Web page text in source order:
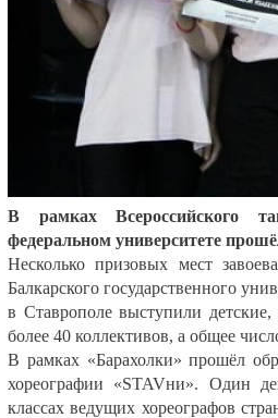
В рамках Всероссийского
федеральном университете
Несколько призовых мест
Балкарского государственного
в Ставрополе выступили
более 40 коллективов, а общее
В рамках «Барахолки» прошёл
хореографии «STAVни». Один
классах ведущих хореографов